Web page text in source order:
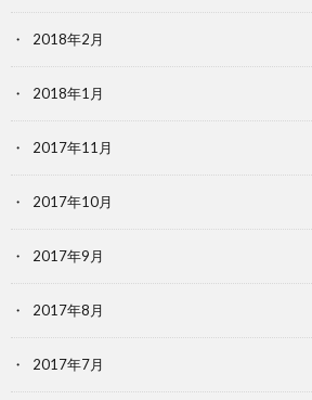
2018年2月
2018年1月
2017年11月
2017年10月
2017年9月
2017年8月
2017年7月